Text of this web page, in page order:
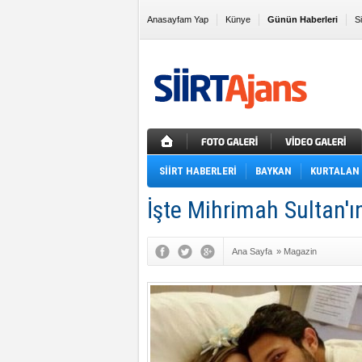
Anasayfam Yap Künye Günün Haberleri
Sık Kullanılanlara Ekle
SİİRT HABERLERİ BAYKAN KURTALAN
İşte Mihrimah
Ana Sayfa » Magazin